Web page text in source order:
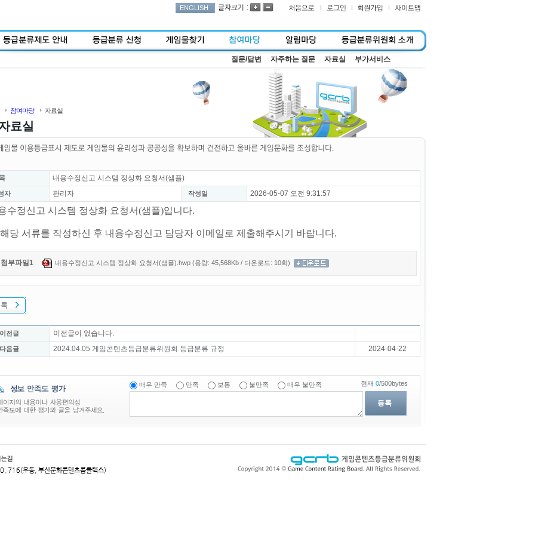
ENGLISH :
질문/답변 자주하는 질문 자료실 부가서비스
참여마당 자료실
료실
내용수정신고 시스템 정상화 요청서(샘플)
자 관리자 작성일 2026-05-07 오전 9:31:57
수정신고 시스템 정상화 요청서(샘플)입니다.
당 서류를 작성하신 후 내용수정신고 담당자 이메일로 제출해주시기 바랍니다.
첨부파일1 내용수정신고 시스템 정상화 요청서(샘플).hwp (용량: 45,568Kb / 다운로드: 10회)
전글 이전글이 없습니다.
음글 2024.04.05 게임콘텐츠등급분류위원회 등급분류 규정 2024-04-22
매우 만족 만족 보통 불만족 매우 불만족
등록
현재 0/500bytes